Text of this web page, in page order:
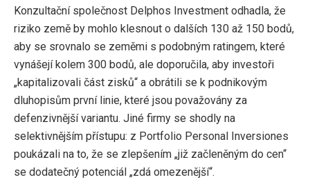
Konzultační společnost Delphos Investment odhadla, že
riziko země by mohlo klesnout o dalších 130 až 150 bodů,
aby se srovnalo se zeměmi s podobným ratingem, které
vynášejí kolem 300 bodů, ale doporučila, aby investoři
„kapitalizovali část zisků“ a obrátili se k podnikovým
dluhopisům první linie, které jsou považovány za
defenzivnější variantu. Jiné firmy se shodly na
selektivnějším přístupu: z Portfolio Personal Inversiones
poukázali na to, že se zlepšením „již začleněným do cen“
se dodatečný potenciál „zdá omezenější“.